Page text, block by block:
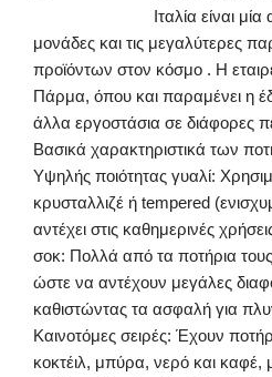
Ιταλία είναι
μονάδες και τις μεγαλύτερες
προϊόντων στον κόσμο . Η
Πάρμα, όπου και παραμένει η
άλλα εργοστάσια σε διάφορες
Βασικά χαρακτηριστικά των
Υψηλής ποιότητας γυαλί:
κρυσταλλιζέ ή tempered
αντέχει στις καθημερινές
σοκ: Πολλά από τα ποτήρια
ώστε να αντέχουν μεγάλες
καθιστώντας τα ασφαλή για
Καινοτόμες σειρές: Έχουν
κοκτέιλ, μπύρα, νερό και καφέ,